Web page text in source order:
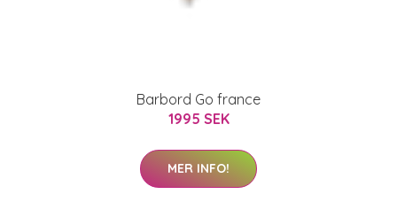
Barbord Go france
1995 SEK
MER INFO!